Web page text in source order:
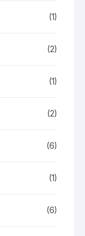
(1)
(2)
(1)
(2)
(6)
(1)
(6)